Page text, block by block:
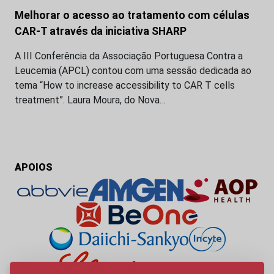
Melhorar o acesso ao tratamento com células
CAR-T através da iniciativa SHARP
A III Conferência da Associação Portuguesa Contra a
Leucemia (APCL) contou com uma sessão dedicada ao
tema “How to increase accessibility to CAR T cells
treatment”. Laura Moura, do Nova…
APOIOS